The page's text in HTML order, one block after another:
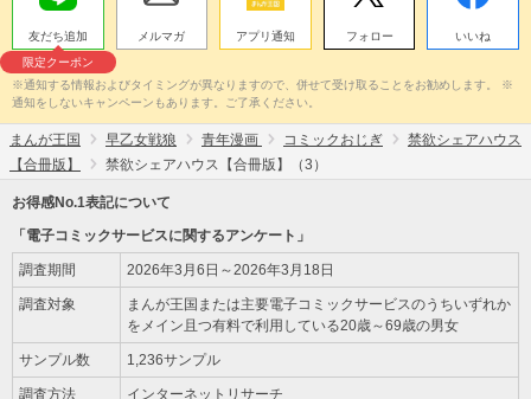
友だち追加
限定クーポン
メルマガ アプリ通知 フォロー いいね
※通知する情報およびタイミングが異なりますので、併せて受け取ることをお勧めします。 ※
通知をしないキャンペーンもあります。ご了承ください。
まんが王国 早乙女戦狼 青年漫画 コミックおじぎ
禁欲シェアハウス
【合冊版】
禁欲シェアハウス【合冊版】（3）
お得感No.1表記について
「電子コミックサービスに関するアンケート」
調査期間 2026年3月6日～2026年3月18日
調査対象
まんが王国または主要電子コミックサービスのうちいずれか
をメイン且つ有料で利用している20歳～69歳の男女
サンプル数 1,236サンプル
調査方法 インターネットリサーチ